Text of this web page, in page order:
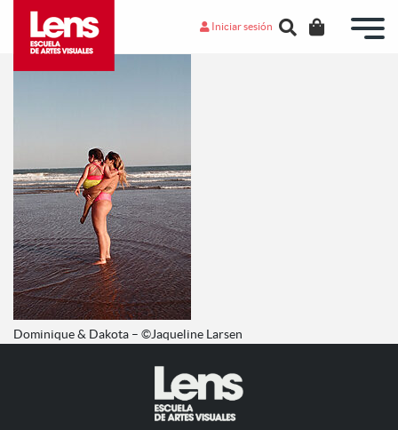
Iniciar sesión
Dominique & Dakota – ©Jaqueline Larsen